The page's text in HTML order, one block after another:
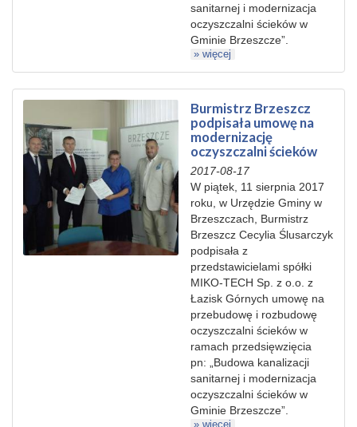
sanitarnej i modernizacja
oczyszczalni ścieków w
Gminie Brzeszcze”.
» więcej
Burmistrz Brzeszcz
podpisała umowę na
modernizację
oczyszczalni ścieków
2017-08-17
W piątek, 11 sierpnia 2017
roku, w Urzędzie Gminy w
Brzeszczach, Burmistrz
Brzeszcz Cecylia Ślusarczyk
podpisała z
przedstawicielami spółki
MIKO-TECH Sp. z o.o. z
Łazisk Górnych umowę na
przebudowę i rozbudowę
oczyszczalni ścieków w
ramach przedsięwzięcia
pn: „Budowa kanalizacji
sanitarnej i modernizacja
oczyszczalni ścieków w
Gminie Brzeszcze”.
» więcej